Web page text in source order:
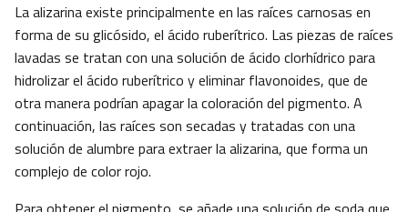
La alizarina existe principalmente en las raíces carnosas en
forma de su glicósido, el ácido ruberítrico. Las piezas de raíces
lavadas se tratan con una solución de ácido clorhídrico para
hidrolizar el ácido ruberítrico y eliminar flavonoides, que de
otra manera podrían apagar la coloración del pigmento. A
continuación, las raíces son secadas y tratadas con una
solución de alumbre para extraer la alizarina, que forma un
complejo de color rojo.